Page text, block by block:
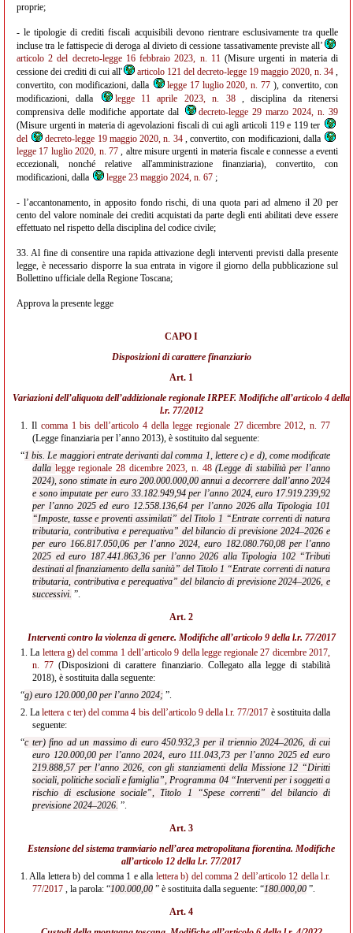
proprie;
- le tipologie di crediti fiscali acquisibili devono rientrare esclusivamente tra quelle
incluse tra le fattispecie di deroga al divieto di cessione tassativamente previste all’
articolo 2 del decreto-legge 16 febbraio 2023, n. 11(Misure urgenti in materia di
cessione dei crediti di cui all'
articolo 121 del decreto-legge 19 maggio 2020, n. 34 ,
convertito, con modificazioni, dalla
legge 17 luglio 2020, n. 77 ), convertito, con
modificazioni, dalla
legge 11 aprile 2023, n. 38, disciplina da ritenersi
comprensiva delle modifiche apportate dal
decreto-legge 29 marzo 2024, n. 39
(Misure urgenti in materia di agevolazioni fiscali di cui agli articoli 119 e 119 ter
del
decreto-legge 19 maggio 2020, n. 34, convertito, con modificazioni, dalla
legge 17 luglio 2020, n. 77, altre misure urgenti in materia fiscale e connesse a eventi
eccezionali, nonché relative all'amministrazione finanziaria), convertito, con
modificazioni, dalla
legge 23 maggio 2024, n. 67 ;
- l’accantonamento, in apposito fondo rischi, di una quota pari ad almeno il 20 per
cento del valore nominale dei crediti acquistati da parte degli enti abilitati deve essere
effettuato nel rispetto della disciplina del codice civile;
33. Al fine di consentire una rapida attivazione degli interventi previsti dalla presente
legge, è necessario disporre la sua entrata in vigore il giorno della pubblicazione sul
Bollettino ufficiale della Regione Toscana;
Approva la presente legge
CAPO I
Disposizioni di carattere finanziario
Art. 1
Variazioni dell’aliquota dell’addizionale regionale IRPEF. Modifiche all’articolo 4 della
l.r. 77/2012
1. Il comma 1 bis dell’articolo 4 della legge regionale 27 dicembre 2012, n. 77
(Legge finanziaria per l’anno 2013), è sostituito dal seguente:
“1 bis. Le maggiori entrate derivanti dal comma 1, lettere c) e d), come modificate
dalla legge regionale 28 dicembre 2023, n. 48 (Legge di stabilità per l’anno
2024), sono stimate in euro 200.000.000,00 annui a decorrere dall’anno 2024
e sono imputate per euro 33.182.949,94 per l’anno 2024, euro 17.919.239,92
per l’anno 2025 ed euro 12.558.136,64 per l’anno 2026 allaTipologia 101
“Imposte, tasse e proventi assimilati” del Titolo 1 “Entrate correnti di natura
tributaria, contributiva e perequativa” del bilancio di previsione 2024–2026 e
per euro 166.817.050,06 per l’anno 2024, euro 182.080.760,08 per l’anno
2025 ed euro 187.441.863,36 per l’anno 2026 alla Tipologia 102 “Tributi
destinati al finanziamento della sanità” del Titolo 1 “Entrate correnti di natura
tributaria, contributiva e perequativa” del bilancio di previsione 2024–2026, e
successivi. ”.
Art. 2
Interventi contro la violenza di genere. Modifiche all’articolo 9 della l.r. 77/2017
1. La lettera g) del comma 1 dell’articolo 9 della legge regionale 27 dicembre 2017,
n. 77 (Disposizioni di carattere finanziario. Collegato alla legge di stabilità
2018), è sostituita dalla seguente:
“g) euro 120.000,00 per l’anno 2024; ”.
2. Lalettera c ter) del comma 4 bis dell’articolo 9 della l.r. 77/2017 è sostituita dalla
seguente:
“c ter) fino ad un massimo di euro 450.932,3 per il triennio 2024–2026, di cui
euro 120.000,00 per l’anno 2024, euro 111.043,73 per l’anno 2025 ed euro
219.888,57 per l’anno 2026, con gli stanziamenti della Missione 12 “Diritti
sociali, politiche sociali e famiglia”, Programma 04 “Interventi per i soggetti a
rischio di esclusione sociale”, Titolo 1 “Spese correnti” del bilancio di
previsione 2024–2026. ”.
Art. 3
Estensione del sistema tramviario nell’area metropolitana fiorentina. Modifiche
all’articolo 12 della l.r. 77/2017
1. Alla lettera b) del comma 1 e alla lettera b) del comma 2 dell’articolo 12 della l.r.
77/2017 , la parola: “100.000,00 ” è sostituita dalla seguente: “180.000,00 ”.
Art. 4